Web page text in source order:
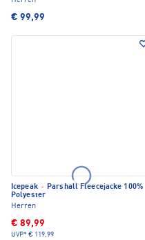
€ 99,99
Icepeak · Parshall Fleecejacke 100%
Polyester
Herren
€ 89,99
UVP* € 119,99